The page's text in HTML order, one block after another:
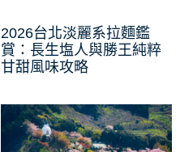
2026台北淡麗系拉麵鑑
賞：長生塩人與勝王純粹
甘甜風味攻略